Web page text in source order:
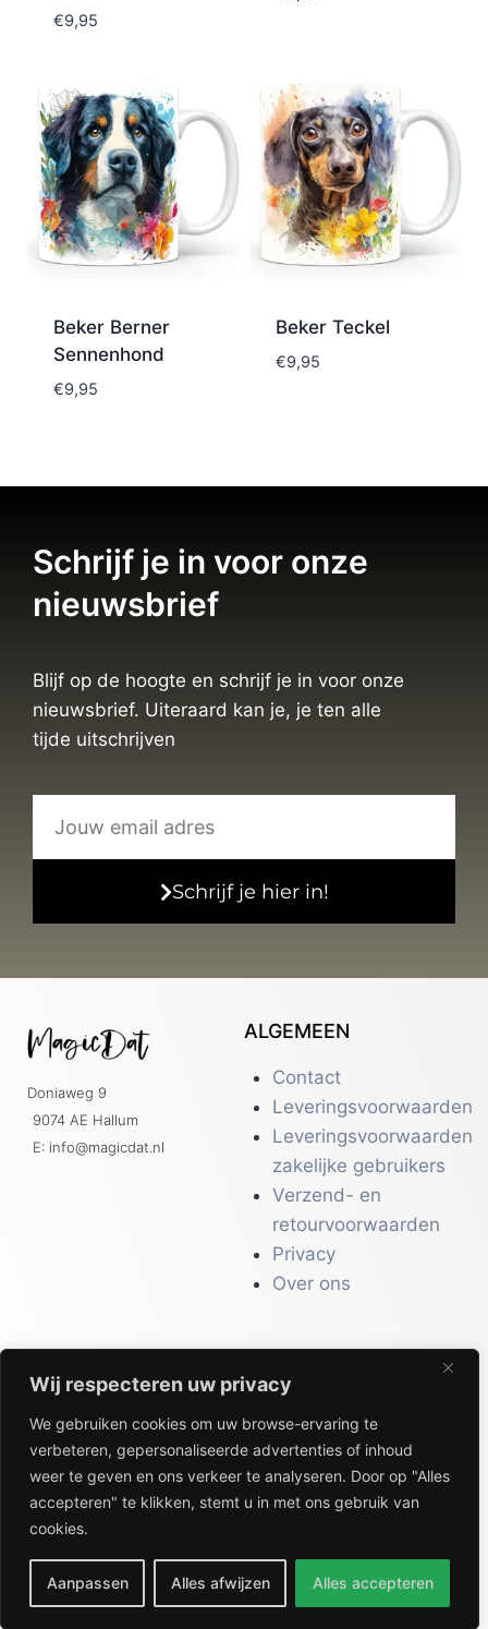
Wij respecteren uw privacy
We gebruiken cookies om uw browse-ervaring te
verbeteren, gepersonaliseerde advertenties of inhoud
weer te geven en ons verkeer te analyseren. Door op "Alles
accepteren" te klikken, stemt u in met ons gebruik van
cookies.
Aanpassen Alles afwijzen Alles accepteren
€9,95
Beker Berner
Sennenhond
€9,95
Beker Teckel
€9,95
Schrijf je in voor onze
nieuwsbrief
Blijf op de hoogte en schrijf je in voor onze
nieuwsbrief. Uiteraard kan je, je ten alle
tijde uitschrijven
Schrijf je hier in!
Doniaweg 9
9074 AE Hallum
E: info@magicdat.nl
ALGEMEEN
Contact
Leveringsvoorwaarden
Leveringsvoorwaarden
zakelijke gebruikers
Verzend- en
retourvoorwaarden
Privacy
Over ons
CATALOGI
Workwear &
Veiligheid
Kantoor & Receptie
Gezondheid & Beauty
Keuken & Horeca